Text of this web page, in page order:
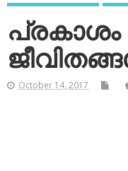
October 14, 2017